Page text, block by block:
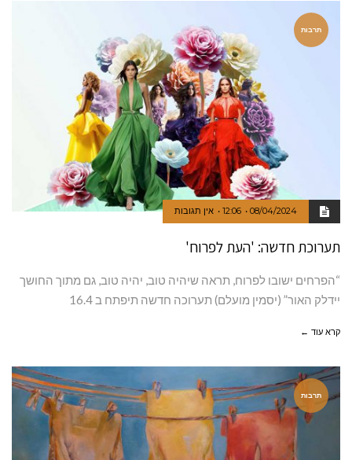
תרבות
08/04/2024
12:06 אין תגובות
תערוכת חדשה: 'העת לפרוח'
“הפרחים ישובו לפרוח, תראה שיהיה טוב, יהיה טוב, גם מתוך החושך
יידלק האור” (יסמין מועלם) תערוכה חדשה תיפתח ב 16.4
קרא עוד ←
תרבות